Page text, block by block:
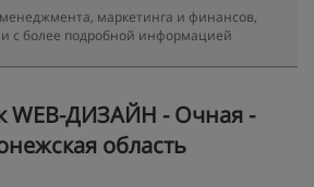
маркетинга и финансов,
с более подробной информацией
WEB-ДИЗАЙН - Очная -
область